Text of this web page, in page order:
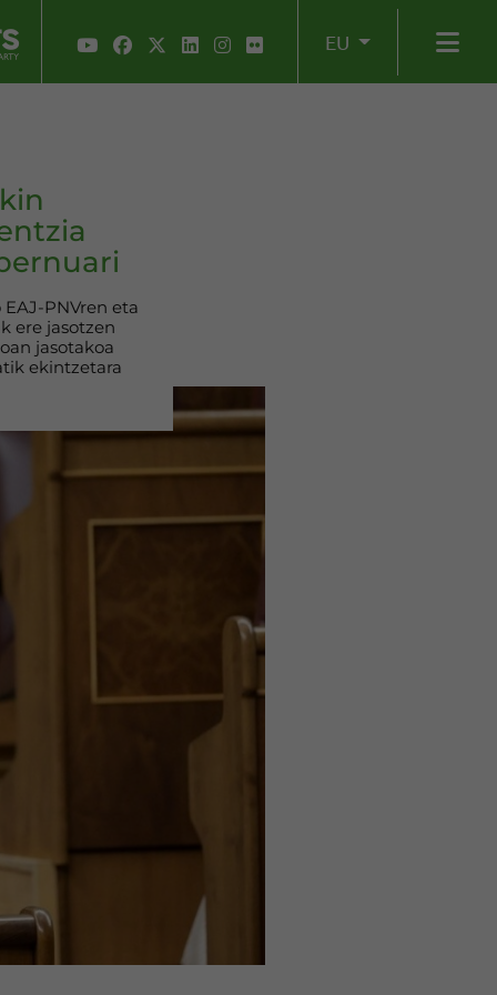
EU
PNVren eta
ere jasotzen
jasotakoa
ekintzetara